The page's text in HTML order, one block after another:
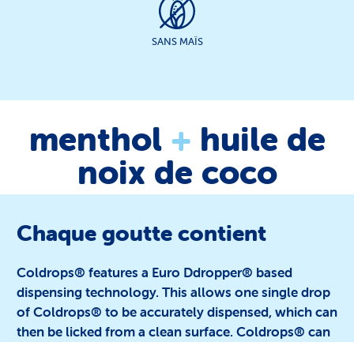
SANS MAÏS
menthol + huile de
noix de coco
Chaque goutte contient
Coldrops® features a Euro Ddropper® based
dispensing technology. This allows one single drop
of Coldrops® to be accurately dispensed, which can
then be licked from a clean surface. Coldrops® can